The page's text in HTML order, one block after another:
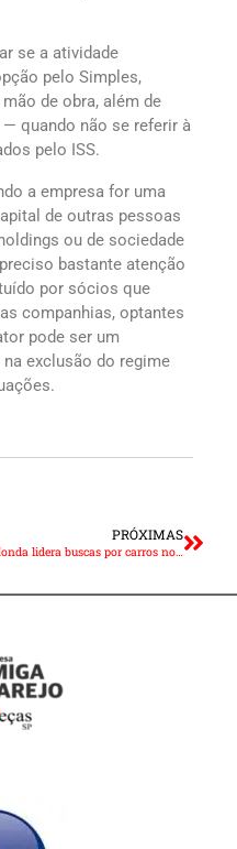
se a atividade
pelo Simples,
de obra, além de
quando não se referir à
pelo ISS.
a empresa for uma
de outras pessoas
ou de sociedade
bastante atenção
por sócios que
companhias, optantes
pode ser um
exclusão do regime
PRÓXIMAS
Honda lidera buscas por carros novos e usados em 2023